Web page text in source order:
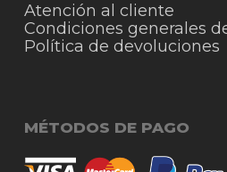
Atención al cliente
Condiciones generales
Política de devoluciones
MÉTODOS DE PAGO